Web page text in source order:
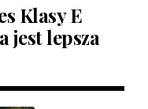
Klasy E
jest lepsza